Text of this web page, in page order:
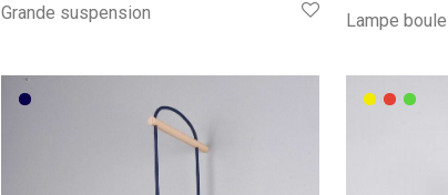
Grande suspension Lampe boule